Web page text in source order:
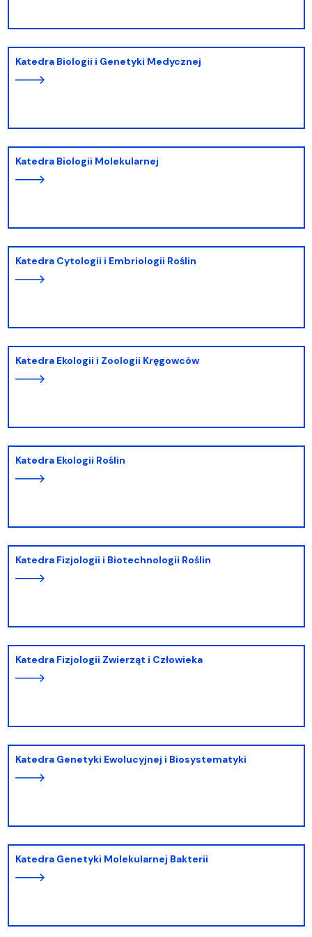
Katedra Biologii i Genetyki Medycznej
Katedra Biologii Molekularnej
Katedra Cytologii i Embriologii Roślin
Katedra Ekologii i Zoologii Kręgowców
Katedra Ekologii Roślin
Katedra Fizjologii i Biotechnologii Roślin
Katedra Fizjologii Zwierząt i Człowieka
Katedra Genetyki Ewolucyjnej i Biosystematyki
Katedra Genetyki Molekularnej Bakterii